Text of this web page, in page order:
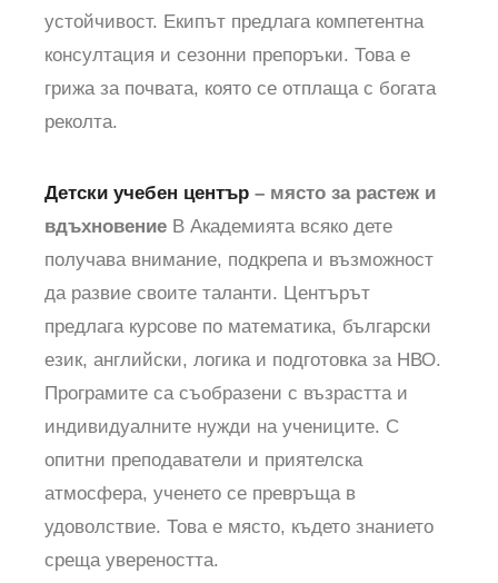
устойчивост. Екипът предлага компетентна
консултация и сезонни препоръки. Това е
грижа за почвата, която се отплаща с богата
реколта.
Детски учебен център – място за растеж и
вдъхновение В Академията всяко дете
получава внимание, подкрепа и възможност
да развие своите таланти. Центърът
предлага курсове по математика, български
език, английски, логика и подготовка за НВО.
Програмите са съобразени с възрастта и
индивидуалните нужди на учениците. С
опитни преподаватели и приятелска
атмосфера, ученето се превръща в
удоволствие. Това е място, където знанието
среща увереността.